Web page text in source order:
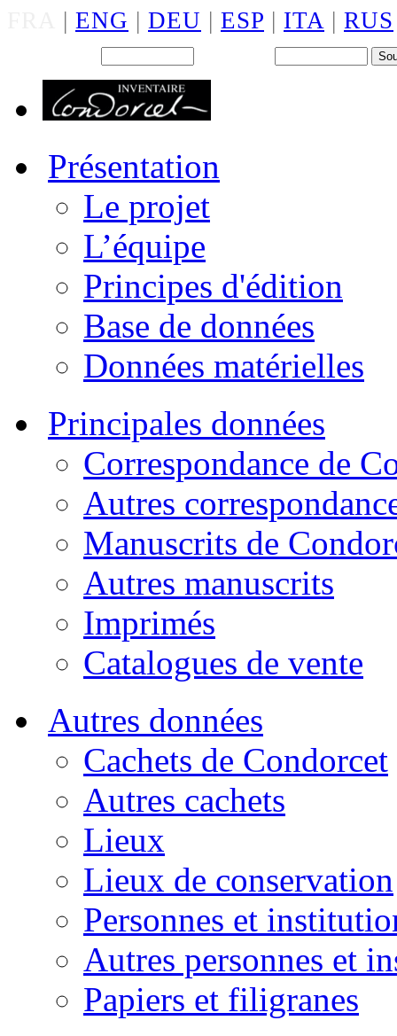
| ENG | DEU | ESP | ITA | RUS
Présentation
Le projet
L’équipe
Principes d'édition
Base de données
Données matérielles
Principales données
Correspondance de
Autres
Manuscrits de
Autres manuscrits
Imprimés
Catalogues de vente
Autres données
Cachets de Condorcet
Autres cachets
Lieux
Lieux de conservation
Personnes et
Autres personnes et
Papiers et filigranes